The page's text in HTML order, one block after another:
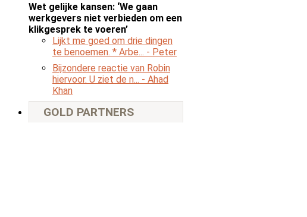
Wet gelijke kansen: ‘We gaan
werkgevers niet verbieden om een
klikgesprek te voeren’
Lijkt me goed om drie dingen
te benoemen. * Arbe... - Peter
Bijzondere reactie van Robin
hiervoor. U ziet de n... - Ahad
Khan
GOLD PARTNERS